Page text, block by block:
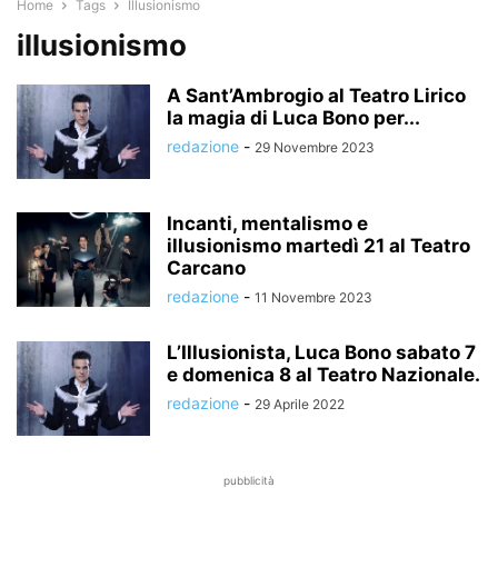
Home Tags Illusionismo
illusionismo
A Sant’Ambrogio al Teatro Lirico
la magia di Luca Bono per...
redazione - 29 Novembre 2023
Incanti, mentalismo e
illusionismo martedì 21 al Teatro
Carcano
redazione - 11 Novembre 2023
L’Illusionista, Luca Bono sabato 7
e domenica 8 al Teatro Nazionale.
redazione - 29 Aprile 2022
pubblicità